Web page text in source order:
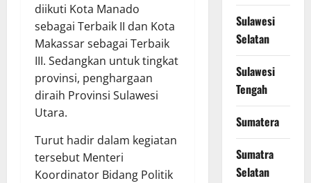
diikuti Kota Manado
sebagai Terbaik II dan Kota
Makassar sebagai Terbaik
III. Sedangkan untuk tingkat
provinsi, penghargaan
diraih Provinsi Sulawesi
Utara.
Turut hadir dalam kegiatan
tersebut Menteri
Koordinator Bidang Politik
Sulawesi
Selatan
Sulawesi
Tengah
Sumatera
Sumatra
Selatan